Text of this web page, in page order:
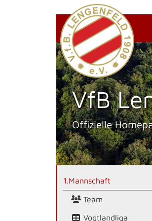
VfB
Offizielle
1.Mannschaft
Team
Vogtlandliga